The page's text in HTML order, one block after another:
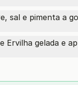
sal e pimenta a
Ervilha gelada e